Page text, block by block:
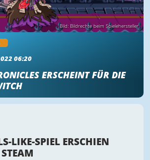
Bild: Bildrechte beim Spielehersteller
06:20
ERSCHEINT FÜR DIE
LIKE-SPIEL ERSCHIEN